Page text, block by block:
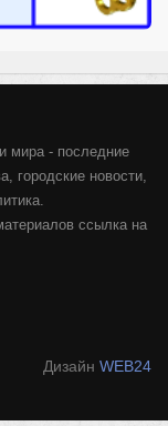
мира - последние
городские новости,
ссылка на
Дизайн WEB24